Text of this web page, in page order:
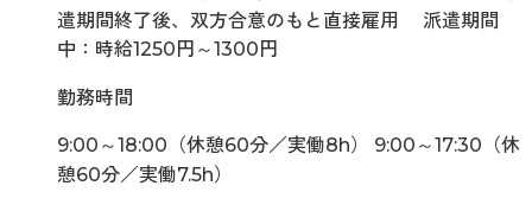
遣期間終了後、双方合意のもと直接雇用 派遣期間
中：時給1250円～1300円
勤務時間
9:00～18:00（休憩60分／実働8h） 9:00～17:30（休
憩60分／実働7.5h）